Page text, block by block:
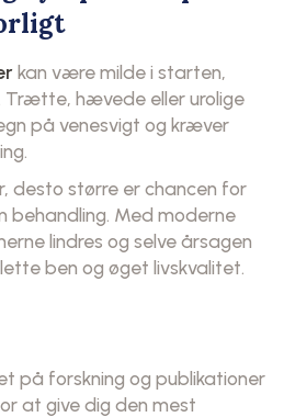
kan være milde i starten,
Trætte, hævede eller urolige
på venesvigt og kræver
desto større er chancen for
behandling. Med moderne
lindres og selve årsagen
ben og øget livskvalitet.
på forskning og publikationer
at give dig den mest